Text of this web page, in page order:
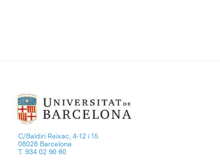
C/Baldiri Reixac, 4-12 i 15
08028 Barcelona
T. 934 02 90 60